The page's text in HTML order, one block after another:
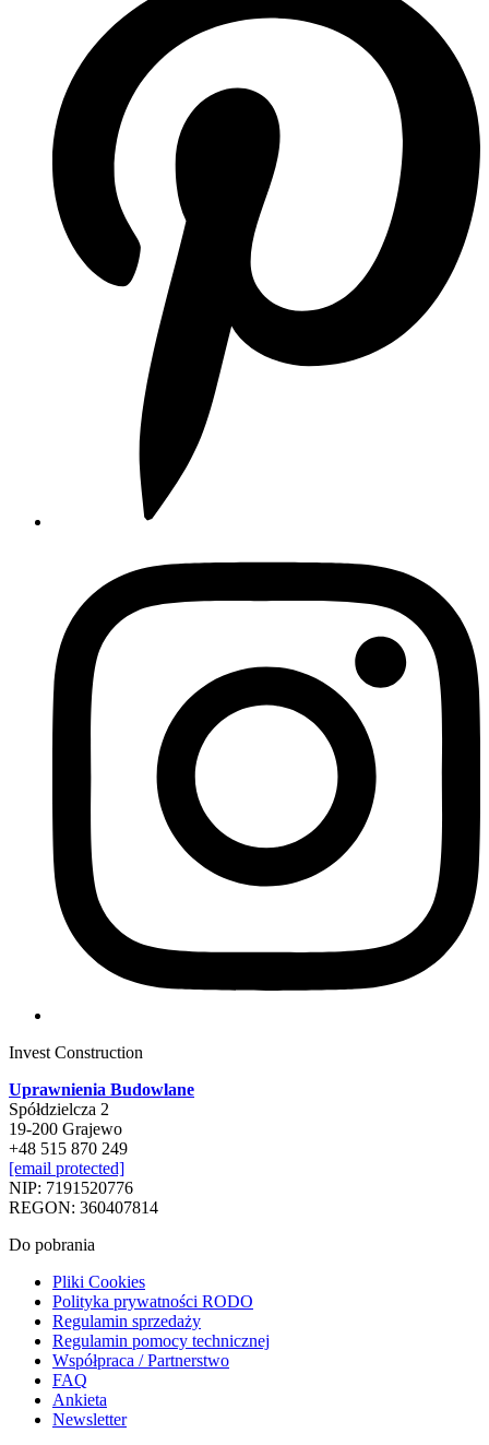
Invest Construction
Uprawnienia Budowlane
Spółdzielcza 2
19-200 Grajewo
+48 515 870 249
[email protected]
NIP: 7191520776
REGON: 360407814
Do pobrania
Pliki Cookies
Polityka prywatności RODO
Regulamin sprzedaży
Regulamin pomocy technicznej
Współpraca / Partnerstwo
FAQ
Ankieta
Newsletter